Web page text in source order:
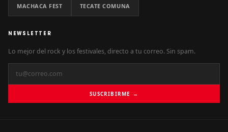
MACHACA FEST TECATE COMUNA
NEWSLETTER
Lo mejor del rock y los festivales, directo a tu correo. Sin spam.
SUSCRIBIRME →